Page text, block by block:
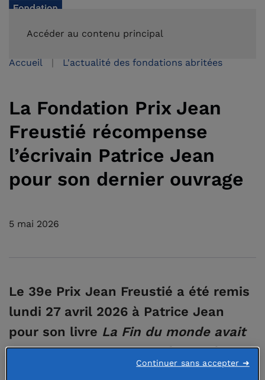
Accéder au contenu principal
Accueil L'actualité des fondations abritées
La Fondation Prix Jean
Freustié récompense
l’écrivain Patrice Jean
pour son dernier ouvrage
5 mai 2026
Le 39e Prix Jean Freustié a été remis
lundi 27 avril 2026 à Patrice Jean
pour son livre La Fin du monde avait
pourtant bien commencé, publié aux
éditions du Cherche-Midi.
Continuer sans accepter ➜